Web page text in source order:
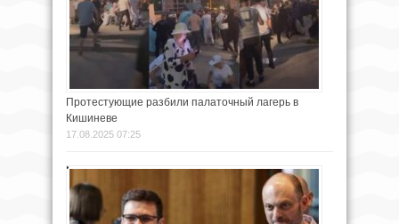
Протестующие разбили палаточный лагерь в
Кишиневе
17.08.2025 07:25